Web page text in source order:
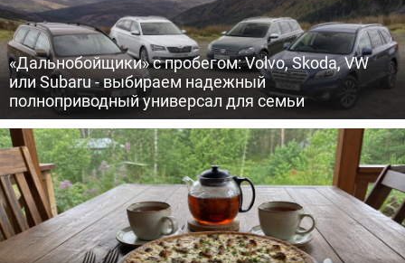
«Дальнобойщики» с пробегом: Volvo, Skoda, VW
или Subaru - выбираем надежный
полноприводный универсал для семьи